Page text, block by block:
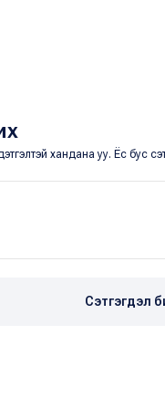
хандана уу. Ёс бус
Сэтгэгдэл